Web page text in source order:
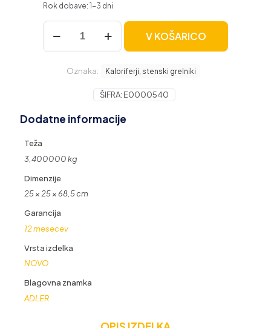
Rok dobave: 1-3 dni
Adler
keramični
LCD
2200W
bel
V KOŠARICO
Oznaka: Kaloriferji, stenski grelniki
ŠIFRA: E0000540
Dodatne informacije
Teža
3,400000 kg
Dimenzije
25 × 25 × 68,5 cm
Garancija
12 mesecev
Vrsta izdelka
NOVO
Blagovna znamka
ADLER